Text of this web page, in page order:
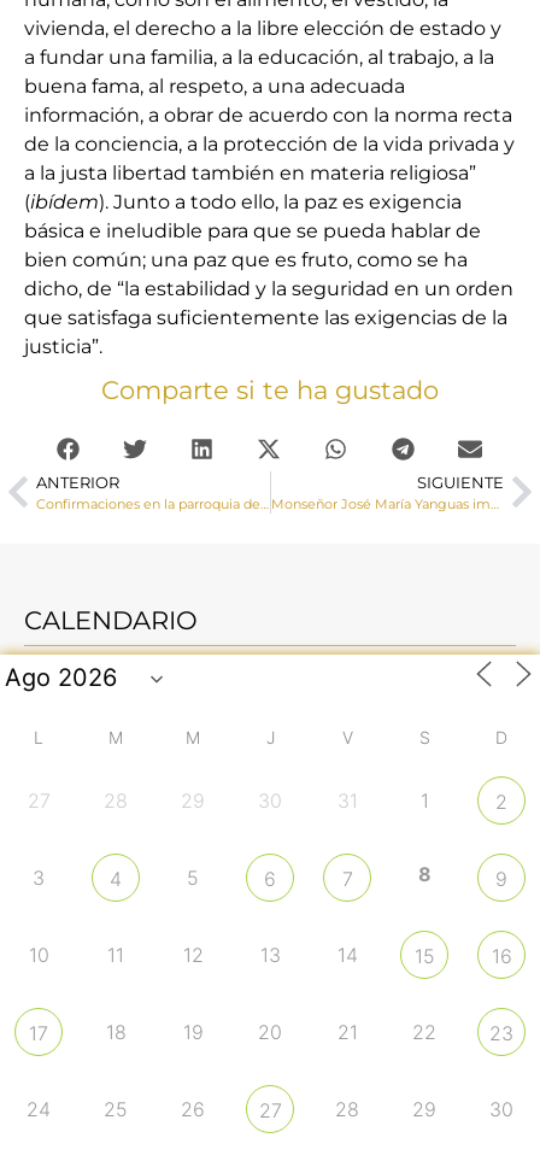
vivienda, el derecho a la libre elección de estado y
a fundar una familia, a la educación, al trabajo, a la
buena fama, al respeto, a una adecuada
información, a obrar de acuerdo con la norma recta
de la conciencia, a la protección de la vida privada y
a la justa libertad también en materia religiosa”
(ibídem). Junto a todo ello, la paz es exigencia
básica e ineludible para que se pueda hablar de
bien común; una paz que es fruto, como se ha
dicho, de “la estabilidad y la seguridad en un orden
que satisfaga suficientemente las exigencias de la
justicia”.
Comparte si te ha gustado
ANTERIOR SIGUIENTE
CALENDARIO
L M M J V S D
27 28 29 30 31 1 2
3 4 5 6 7 8 9
10 11 12 13 14 15 16
17 18 19 20 21 22 23
24 25 26 27 28 29 30